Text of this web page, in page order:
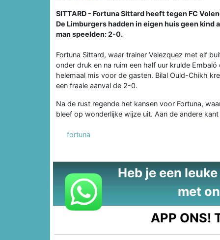
SITTARD - Fortuna Sittard heeft tegen FC
De Limburgers hadden in eigen huis geen kind
man speelden: 2-0.
Fortuna Sittard, waar trainer Velezquez met elf
onder druk en na ruim een half uur krulde
helemaal mis voor de gasten. Bilal Ould-Chikh
een fraaie aanval de 2-0.
Na de rust regende het kansen voor Fortuna,
bleef op wonderlijke wijze uit. Aan de andere
fortuna
Heb je een
met
APP ONS!